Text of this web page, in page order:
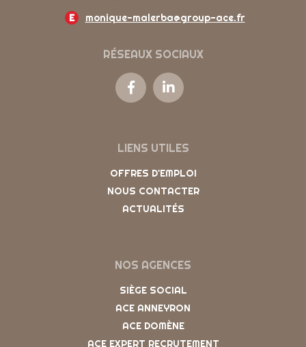
E
monique-malerba@group-ace.fr
RÉSEAUX SOCIAUX
LIENS UTILES
OFFRES D'EMPLOI
NOUS CONTACTER
ACTUALITÉS
NOS AGENCES
SIÈGE SOCIAL
ACE ANNEYRON
ACE DOMÈNE
ACE EXPERT RECRUTEMENT